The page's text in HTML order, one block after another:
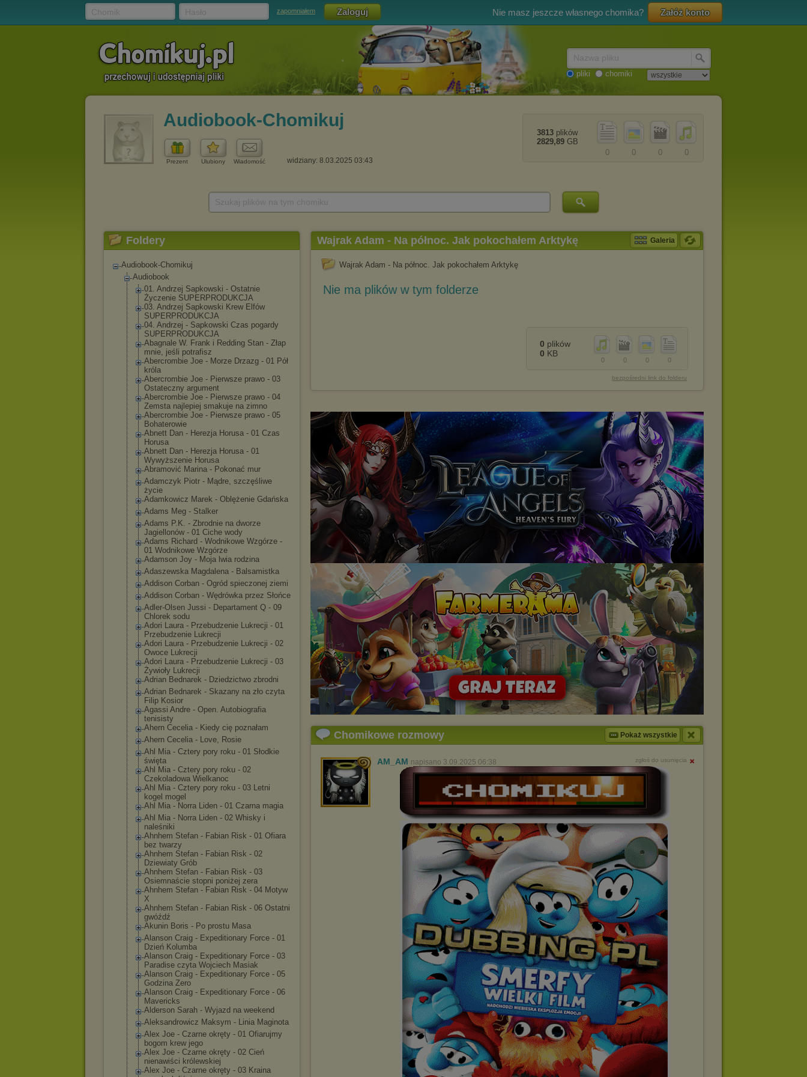
zapomniałem Nie masz jeszcze własnego chomika? Załóż konto
pliki chomiki
Audiobook-Chomikuj
Prezent Ulubiony Wiadomość widziany: 8.03.2025 03:43
0
0
0
0
3813 plików
2829,89 GB
Foldery
Audiobook-Chomikuj
Audiobook
01. Andrzej Sapkowski - Ostatnie
Życzenie SUPERPRODUKCJA
03. Andrzej Sapkowski Krew Elfów
SUPERPRODUKCJA
04. Andrzej - Sapkowski Czas pogardy
SUPERPRODUKCJA
Abagnale W. Frank i Redding Stan - Złap
mnie, jeśli potrafisz
Abercrombie Joe - Morze Drzazg - 01 Pół
króla
Abercrombie Joe - Pierwsze prawo - 03
Ostateczny argument
Abercrombie Joe - Pierwsze prawo - 04
Zemsta najlepiej smakuje na zimno
Abercrombie Joe - Pierwsze prawo - 05
Bohaterowie
Abnett Dan - Herezja Horusa - 01 Czas
Horusa
Abnett Dan - Herezja Horusa - 01
Wywyższenie Horusa
Abramović Marina - Pokonać mur
Adamczyk Piotr - Mądre, szczęśliwe
życie
Adamkowicz Marek - Oblężenie Gdańska
Adams Meg - Stalker
Adams P.K. - Zbrodnie na dworze
Jagiellonów - 01 Ciche wody
Adams Richard - Wodnikowe Wzgórze -
01 Wodnikowe Wzgórze
Adamson Joy - Moja lwia rodzina
Adaszewska Magdalena - Balsamistka
Addison Corban - Ogród spieczonej ziemi
Addison Corban - Wędrówka przez Słońce
Adler-Olsen Jussi - Departament Q - 09
Chlorek sodu
Adori Laura - Przebudzenie Lukrecji - 01
Przebudzenie Lukrecji
Adori Laura - Przebudzenie Lukrecji - 02
Owoce Lukrecji
Adori Laura - Przebudzenie Lukrecji - 03
Żywioły Lukrecji
Adrian Bednarek - Dziedzictwo zbrodni
Adrian Bednarek - Skazany na zło czyta
Filip Kosior
Agassi Andre - Open. Autobiografia
tenisisty
Ahern Cecelia - Kiedy cię poznałam
Ahern Cecelia - Love, Rosie
Ahl Mia - Cztery pory roku - 01 Słodkie
święta
Ahl Mia - Cztery pory roku - 02
Czekoladowa Wielkanoc
Ahl Mia - Cztery pory roku - 03 Letni
kogel mogel
Ahl Mia - Norra Liden - 01 Czarna magia
Ahl Mia - Norra Liden - 02 Whisky i
naleśniki
Ahnhem Stefan - Fabian Risk - 01 Ofiara
bez twarzy
Ahnhem Stefan - Fabian Risk - 02
Dziewiaty Grób
Ahnhem Stefan - Fabian Risk - 03
Osiemnaście stopni poniżej zera
Ahnhem Stefan - Fabian Risk - 04 Motyw
X
Ahnhem Stefan - Fabian Risk - 06 Ostatni
gwóźdź
Akunin Boris - Po prostu Masa
Alanson Craig - Expeditionary Force - 01
Dzień Kolumba
Alanson Craig - Expeditionary Force - 03
Paradise czyta Wojciech Masiak
Alanson Craig - Expeditionary Force - 05
Godzina Zero
Alanson Craig - Expeditionary Force - 06
Mavericks
Alderson Sarah - Wyjazd na weekend
Aleksandrowicz Maksym - Linia Maginota
Alex Joe - Czarne okręty - 01 Ofiarujmy
bogom krew jego
Alex Joe - Czarne okręty - 02 Cień
nienawiści królewskiej
Alex Joe - Czarne okręty - 03 Kraina
Wajrak Adam - Na północ. Jak pokochałem Arktykę Galeria
Wajrak Adam - Na północ. Jak pokochałem Arktykę
Nie ma plików w tym folderze
0
0
0
0
0 plików
0 KB
bezpośredni link do folderu
Chomikowe rozmowy Pokaż wszystkie
AM_AM napisano 3.09.2025 06:38 zgłoś do usunięcia